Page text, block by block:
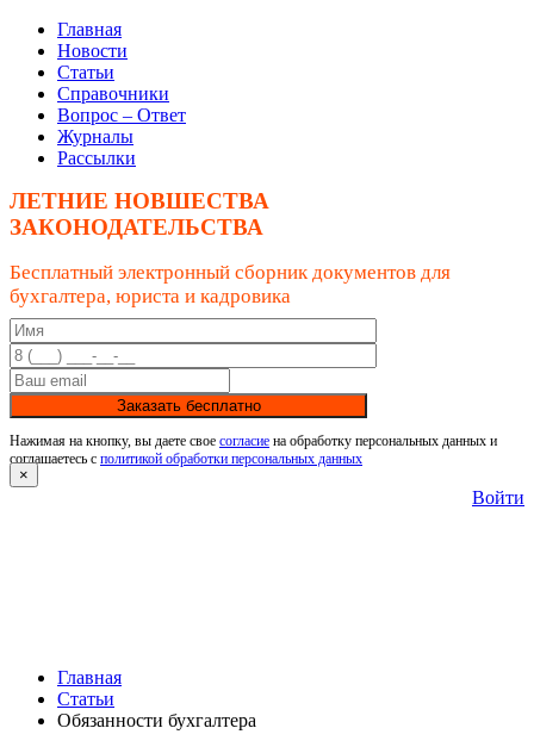
Главная
Новости
Статьи
Справочники
Вопрос – Ответ
Журналы
Рассылки
ЛЕТНИЕ НОВШЕСТВА
ЗАКОНОДАТЕЛЬСТВА
Бесплатный электронный сборник документов для
бухгалтера, юриста и кадровика
Заказать бесплатно
Нажимая на кнопку, вы даете свое согласие на обработку персональных данных и
соглашаетесь с политикой обработки персональных данных
×
Войти
Главная
Статьи
Обязанности бухгалтера